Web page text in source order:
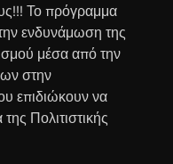
Το πρόγραμμα
ενδυνάμωση της
μέσα από την
στην
επιδιώκουν να
Πολιτιστικής